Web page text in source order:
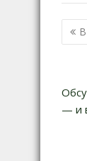
по
— и